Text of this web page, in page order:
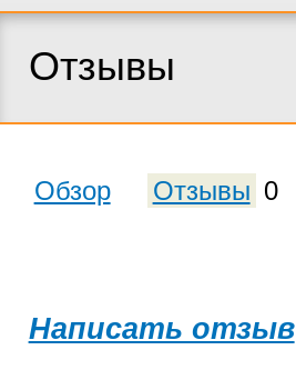
Отзывы
Обзор Отзывы 0
Написать отзыв